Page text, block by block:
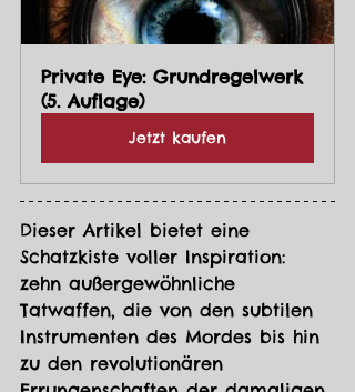
Private Eye: Grundregelwerk
(5. Auflage)
Jetzt kaufen
Dieser Artikel bietet eine
Schatzkiste voller Inspiration:
zehn außergewöhnliche
Tatwaffen, die von den subtilen
Instrumenten des Mordes bis hin
zu den revolutionären